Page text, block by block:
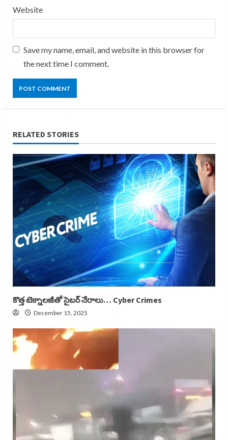
Website
Save my name, email, and website in this browser for
the next time I comment.
RELATED STORIES
కొత్త టెక్నాలజీతో సైబర్ నేరాలు… Cyber Crimes
December 15, 2025